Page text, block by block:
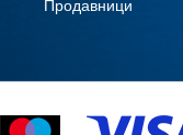
Продавници